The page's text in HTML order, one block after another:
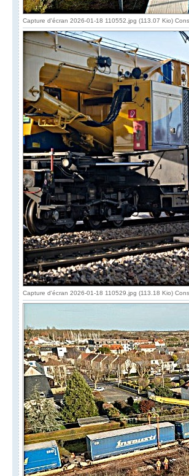
Capture d'écran 2026-01-18 110552.jpg (113.07 Kio)
Capture d'écran 2026-01-18 110529.jpg (113.18 Kio)